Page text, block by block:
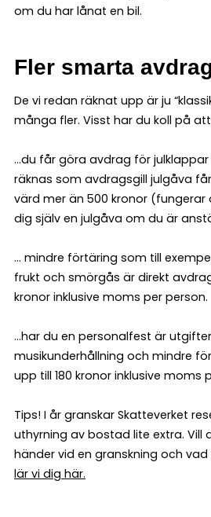
om du har lånat en bil.
Fler smarta
De vi redan räknat upp är ju
många fler. Visst har du koll på
…du får göra avdrag för
räknas som avdragsgill julgåva
värd mer än 500 kronor
dig själv en julgåva om du är
… mindre förtäring som till
frukt och smörgås är direkt
kronor inklusive moms per person.
…har du en personalfest är
musikunderhållning och mindre
upp till 180 kronor inklusive moms
Tips! I år granskar Skatteverket
uthyrning av bostad lite extra. Vill
händer vid en granskning och
lär vi dig här.